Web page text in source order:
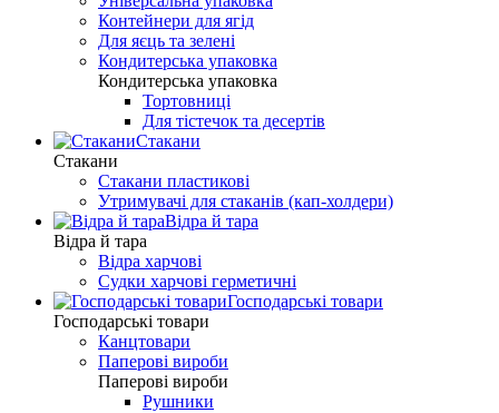
Контейнери для ягід
Для яєць та зелені
Кондитерська упаковка
Кондитерська упаковка
Тортовниці
Для тістечок та десертів
Стакани
Стакани
Стакани пластикові
Утримувачі для стаканів (кап-холдери)
Відра й тара
Відра й тара
Відра харчові
Судки харчові герметичні
Господарські товари
Господарські товари
Канцтовари
Паперові вироби
Паперові вироби
Рушники